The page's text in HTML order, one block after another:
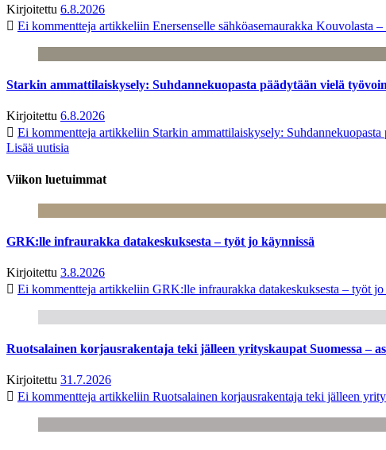
Kirjoitettu 6.8.2026
Ei kommentteja artikkeliin Enersenselle sähköasemaurakka Kouvolasta
Starkin ammattilaiskysely: Suhdannekuopasta päädytään vielä
Kirjoitettu 6.8.2026
Ei kommentteja artikkeliin Starkin ammattilaiskysely:
Lisää uutisia
Viikon luetuimmat
GRK:lle infraurakka datakeskuksesta – työt jo käynnissä
Kirjoitettu 3.8.2026
Ei kommentteja artikkeliin GRK:lle infraurakka datakeskuksesta – työt jo
Ruotsalainen korjausrakentaja teki jälleen yrityskaupat Suomessa –
Kirjoitettu 31.7.2026
Ei kommentteja artikkeliin Ruotsalainen korjausrakentaja teki jälleen